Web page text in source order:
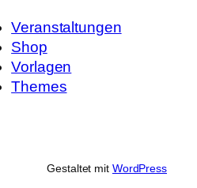
Veranstaltungen
Shop
Vorlagen
Themes
Gestaltet mit WordPress